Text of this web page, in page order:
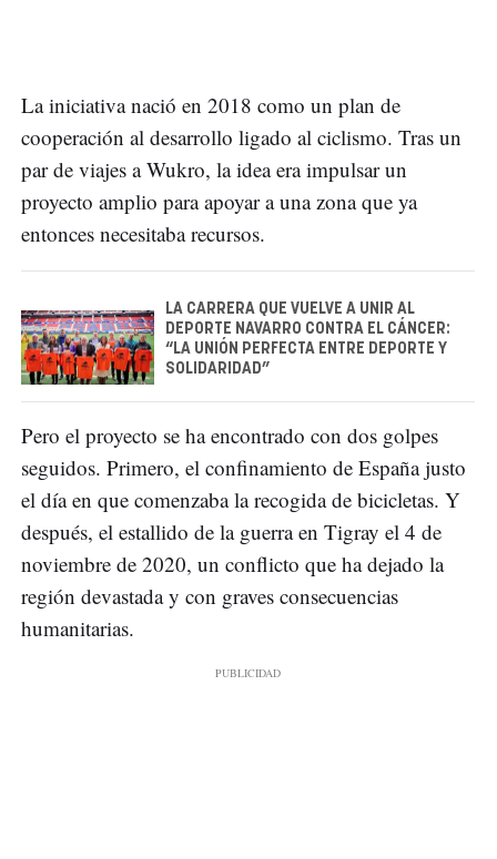
La iniciativa nació en 2018 como un plan de
cooperación al desarrollo ligado al ciclismo. Tras un
par de viajes a Wukro, la idea era impulsar un
proyecto amplio para apoyar a una zona que ya
entonces necesitaba recursos.
LA CARRERA QUE VUELVE A UNIR AL
DEPORTE NAVARRO CONTRA EL CÁNCER:
“LA UNIÓN PERFECTA ENTRE DEPORTE Y
SOLIDARIDAD”
Pero el proyecto se ha encontrado con dos golpes
seguidos. Primero, el confinamiento de España justo
el día en que comenzaba la recogida de bicicletas. Y
después, el estallido de la guerra en Tigray el 4 de
noviembre de 2020, un conflicto que ha dejado la
región devastada y con graves consecuencias
humanitarias.